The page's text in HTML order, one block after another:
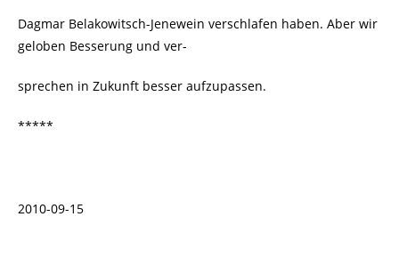
Dagmar Belakowitsch-Jenewein verschlafen haben. Aber wir
geloben Besserung und ver-
sprechen in Zukunft besser aufzupassen.
*****
2010-09-15